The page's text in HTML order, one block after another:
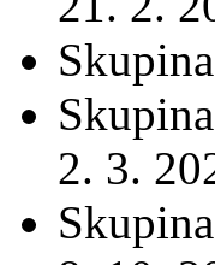
2. 3.